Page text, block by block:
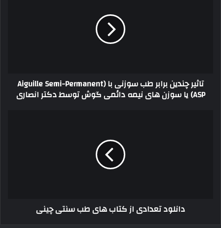
تاثیر چندین برابر طب سوزنی با Aiguille Semi-Permanent)
ASP) یا سوزن های نیمه دائمی گوش توسط دکتر انصاری
دانلود تعدادی از کتاب های طب سنتی چینی